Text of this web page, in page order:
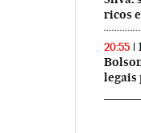
ricos
20:55
legais